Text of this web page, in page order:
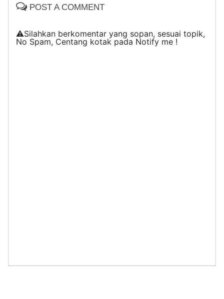
POST A COMMENT
⚠️Silahkan berkomentar yang sopan, sesuai topik,
No Spam, Centang kotak pada Notify me !